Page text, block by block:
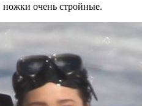
очень стройные.